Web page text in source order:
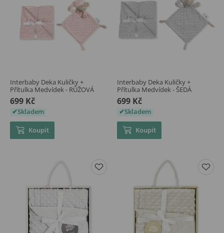
Interbaby Deka Kuličky +
Přítulka Medvídek - RŮŽOVÁ
699 Kč
Skladem
Koupit
Interbaby Deka Kuličky +
Přítulka Medvídek - ŠEDÁ
699 Kč
Skladem
Koupit